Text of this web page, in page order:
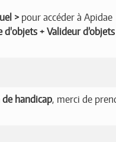
pour accéder à Apidae
d'objets + Valideur
handicap, merci de